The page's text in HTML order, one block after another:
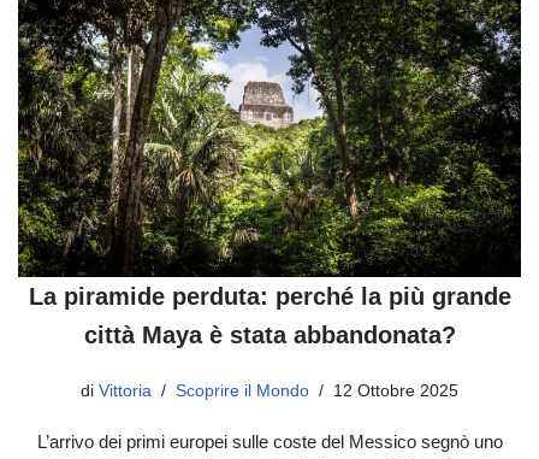
La piramide perduta: perché la più grande
città Maya è stata abbandonata?
di Vittoria Scoprire il Mondo 12 Ottobre 2025
L’arrivo dei primi europei sulle coste del Messico segnò uno